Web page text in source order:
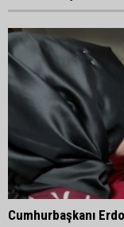
Cumhurbaşkanı